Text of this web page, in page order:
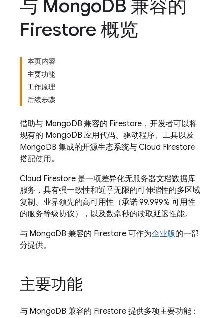
与 MongoDB 兼容的
Firestore 概览
本页内容
主要功能
工作原理
后续步骤
借助与 MongoDB 兼容的 Firestore，开发者可以将
现有的 MongoDB 应用代码、驱动程序、工具以及
MongoDB 集成的开源生态系统与 Cloud Firestore
搭配使用。
Cloud Firestore 是一项差异化无服务器文档数据库
服务，具有强一致性和近乎无限的可伸缩性的多区域
复制、业界领先的高可用性（承诺 99.999% 可用性
的服务等级协议），以及数毫秒的读取延迟性能。
与 MongoDB 兼容的 Firestore 可作为企业版的一部
分提供。
主要功能
与 MongoDB 兼容的 Firestore 提供多项主要功能：